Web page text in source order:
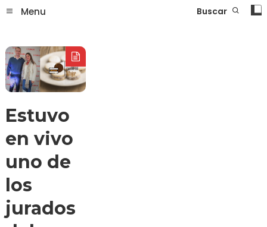
Menu Buscar
Estuvo
en vivo
uno de
los
jurados